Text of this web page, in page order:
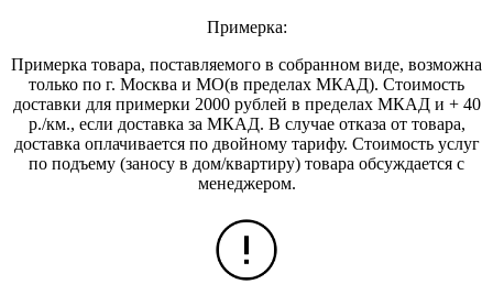
Примерка:
Примерка товара, поставляемого в собранном виде, возможна
только по г. Москва и МО(в пределах МКАД). Стоимость
доставки для примерки 2000 рублей в пределах МКАД и + 40
р./км., если доставка за МКАД. В случае отказа от товара,
доставка оплачивается по двойному тарифу. Стоимость услуг
по подъему (заносу в дом/квартиру) товара обсуждается с
менеджером.